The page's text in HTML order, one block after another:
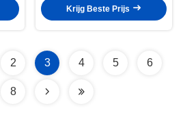
Spark Plug
Krijg Beste Prijs
2 3 4 5 6
8